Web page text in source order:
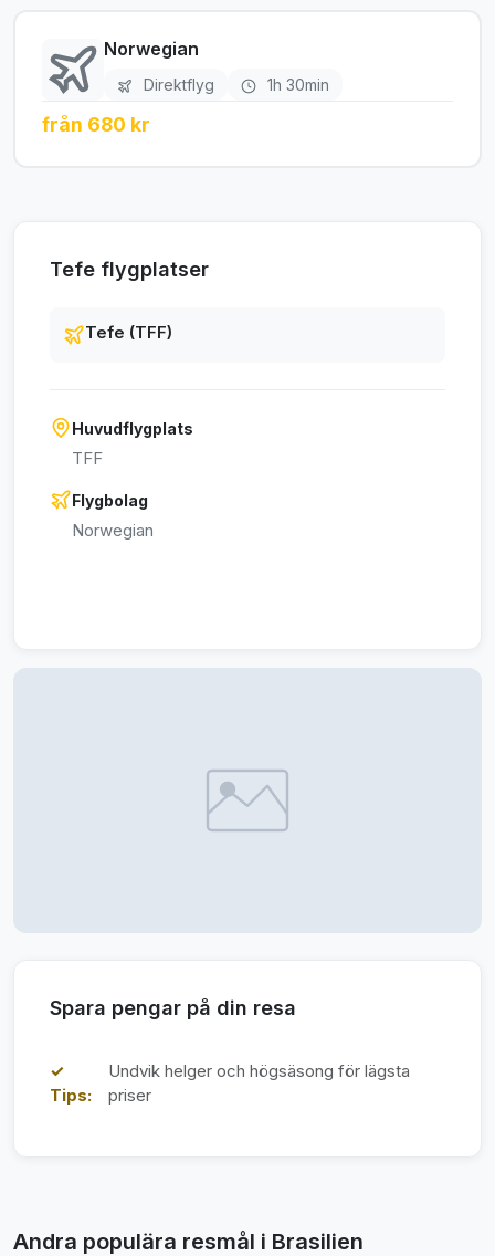
Norwegian
Direktflyg 1h 30min
från 680 kr
Tefe flygplatser
Tefe (TFF)
Huvudflygplats
TFF
Flygbolag
Norwegian
Spara pengar på din resa
✓
Tips:
Undvik helger och högsäsong för lägsta
priser
Andra populära resmål i Brasilien